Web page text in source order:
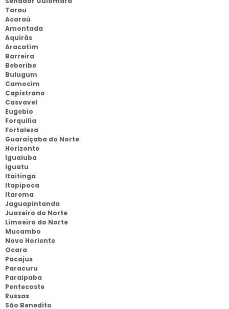
Tarau
Acaraú
Amontada
Aquirás
Aracatim
Barreira
Beberibe
Bulugum
Camocim
Capistrano
Casvavel
Eugebio
Forquilia
Fortaleza
Guaraiçaba do Norte
Horizonte
Iguaiuba
Iguatu
Itaitinga
Itapipoca
Itarema
Jaguapintanda
Juazeiro do Norte
Limoeiro do Norte
Mucambo
Novo Horiente
Ocara
Pacajus
Paracuru
Paraipaba
Pentecoste
Russas
São Benedito